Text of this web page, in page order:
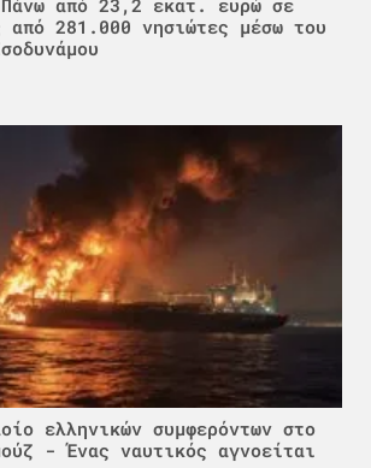
από 23,2 εκατ. ευρώ σε
από 281.000 νησιώτες μέσω του
ελληνικών συμφερόντων στο
- Ένας ναυτικός αγνοείται